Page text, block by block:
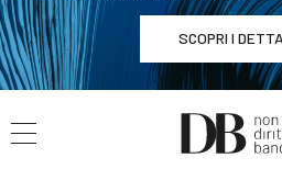
SCOPRI I
WEBINAR / 1°
La riforma del sistema